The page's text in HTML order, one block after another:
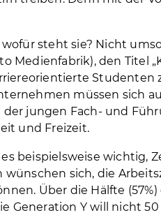
steht sie? Nicht
Medienfabrik), den Titel
Studenten
müssen sich
jungen Fach- und
und Freizeit.
beispielsweise wichtig,
sich, die
Über die Hälfte
Generation Y will nicht